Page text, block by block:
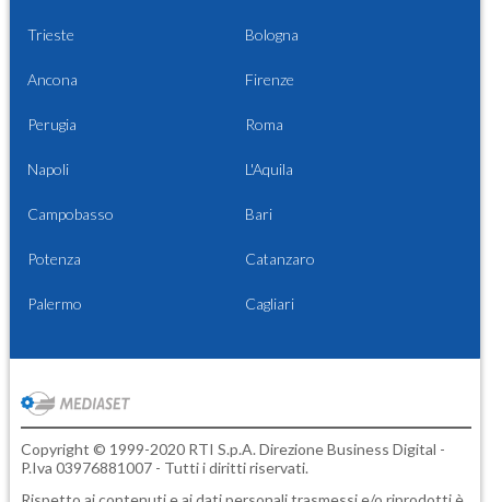
Trieste Bologna
Ancona Firenze
Perugia Roma
Napoli L'Aquila
Campobasso Bari
Potenza Catanzaro
Palermo Cagliari
Copyright © 1999-2020 RTI S.p.A. Direzione Business Digital -
P.Iva 03976881007 - Tutti i diritti riservati.